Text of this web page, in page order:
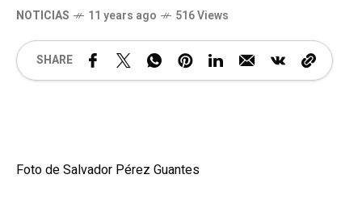
NOTICIAS 11 years ago 516 Views
SHARE
Foto de Salvador Pérez Guantes